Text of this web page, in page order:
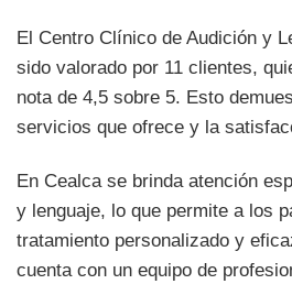
El Centro Clínico de Audición y
sido valorado por 11 clientes,
nota de 4,5 sobre 5. Esto
servicios que ofrece y la
En Cealca se brinda atención
y lenguaje, lo que permite a los
tratamiento personalizado y
cuenta con un equipo de